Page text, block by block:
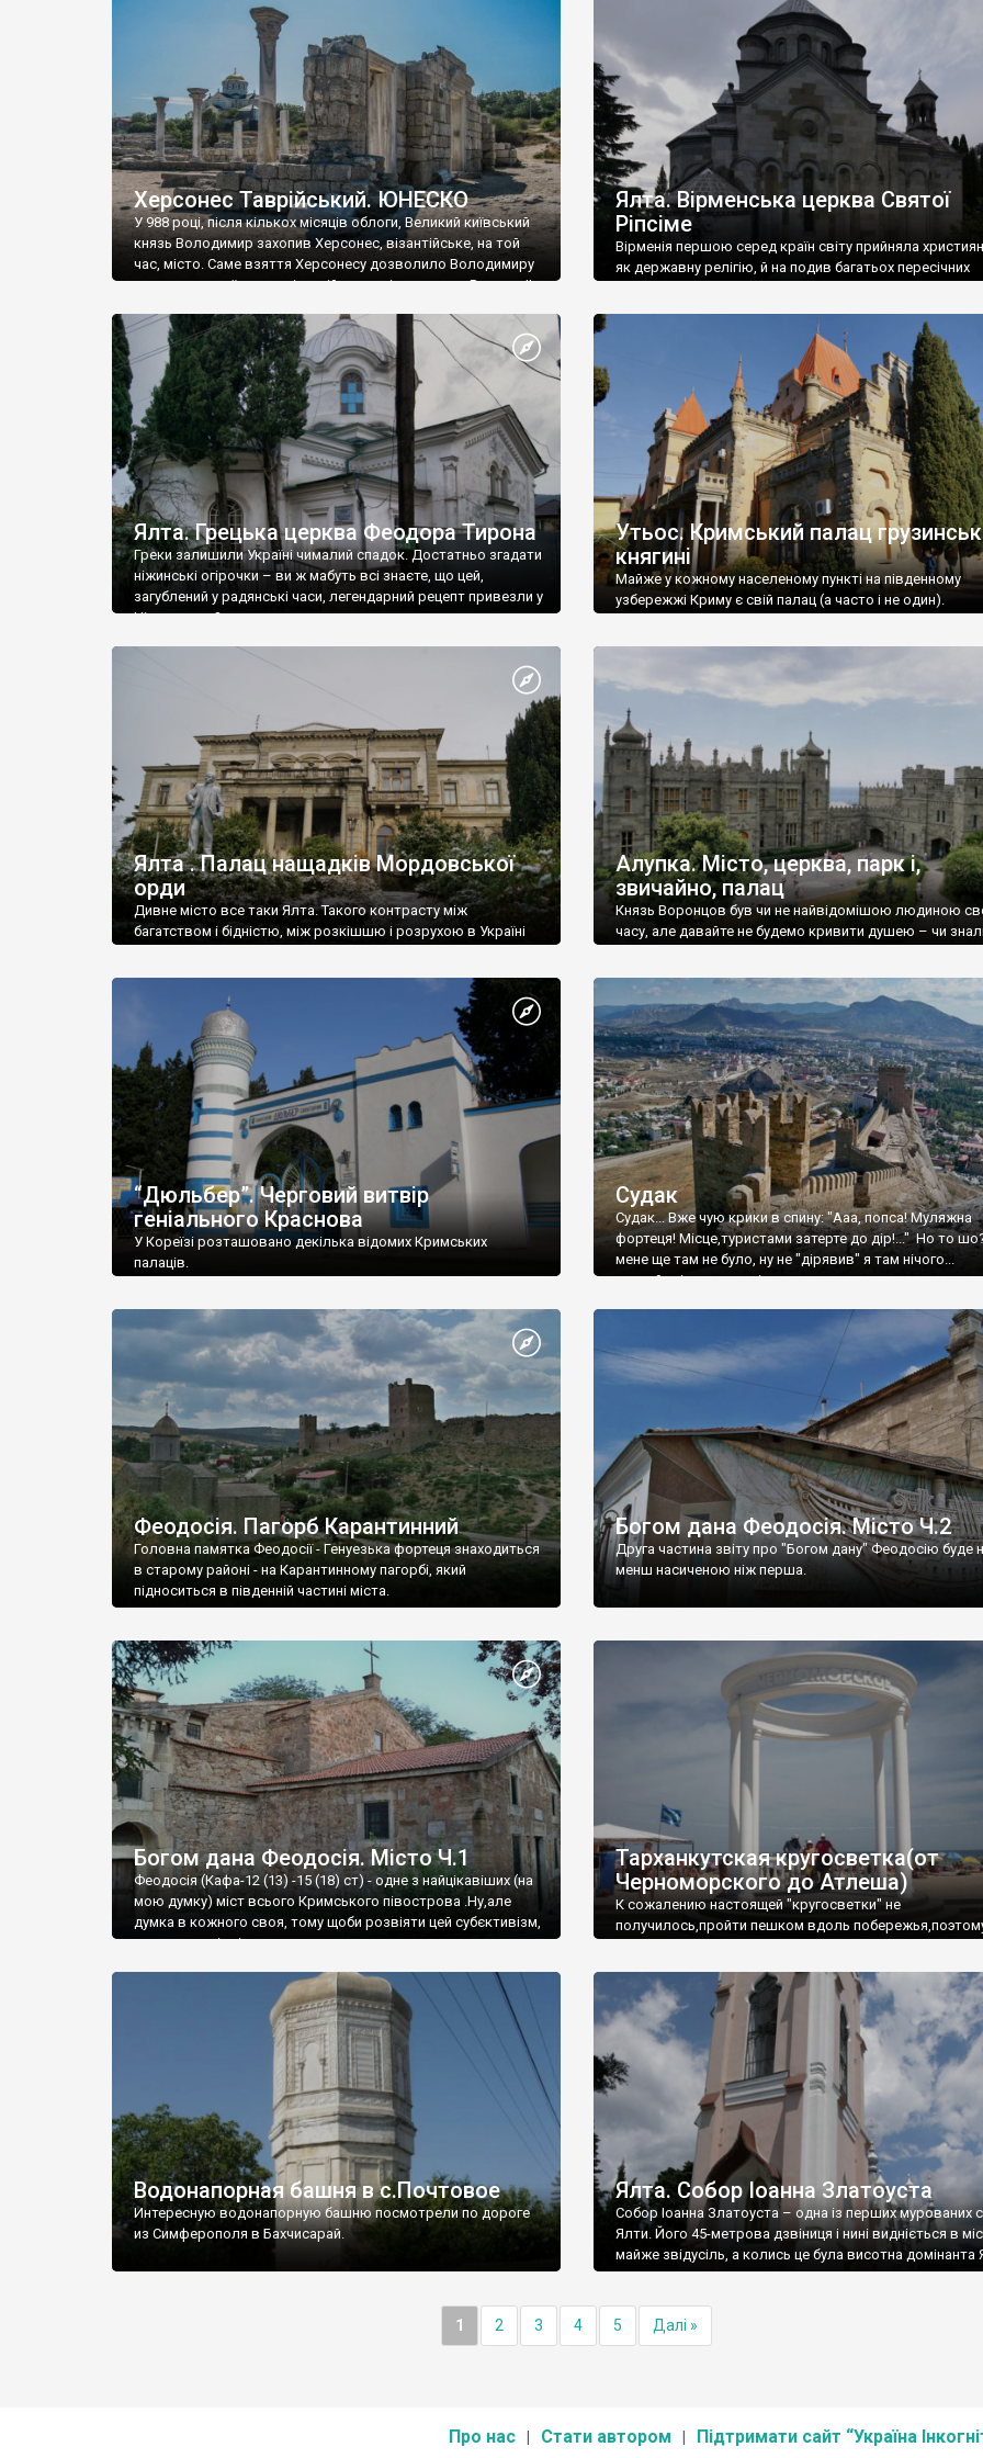
візантійської доби. Раритети викрадені з фондів об’єкту
культурної спадщини ЮНЕСКО «Херсонеса Таврійського».
Офіційно – на виставку «Золото Візантії», але експерти та
влада в Україні вважають це лише […]
називаються «повстяками» (postaki)…” “Вино. Крим
виробляє відмінне вино і його вдосталь: воно все
легке біле і дуже […]
Херсонес Таврійський. ЮНЕСКО
У 988 році, після кількох місяців облоги, Великий київський
князь Володимир захопив Херсонес, візантійське, на той
час, місто. Саме взяття Херсонесу дозволило Володимиру
диктувати свої умови візантійському імператору Василю ІІ,
Херсонесі Володимир-язичник, став Василем-
християнином. А потім було Хрещення Русі. На честь
Херсонесу Таврійського названо місто […]
Ялта. Вірменська церква Святої
Ріпсіме
Вірменія першою серед країн світу прийняла
як державну релігію, й на подив багатьох пересічних
Ялта. Грецька церква Феодора Тирона
Греки залишили Україні чималий спадок. Достатньо згадати
ніжинські огірочки – ви ж мабуть всі знаєте, що цей,
загублений у радянські часи, легендарний рецепт привезли у
Ніжин греки?
Утьос. Кримський палац
княгині
Майже у кожному населеному пункті на південному
узбережжі Криму є свій палац (а часто і не один).
Ялта . Палац нащадків Мордовської
орди
Дивне місто все таки Ялта. Такого контрасту між
багатством і бідністю, між розкішшю і розрухою в Україні
Алупка. Місто, церква, парк і,
звичайно, палац
Князь Воронцов був чи не найвідомішою людиною
часу, але давайте не будемо кривити душею – чи
“Дюльбер”. Черговий витвір
геніального Краснова
У Кореїзі розташовано декілька відомих Кримських
палаців.
Судак
Судак... Вже чую крики в спину: "Ааа, попса! Муляжна
фортеця! Місце,туристами затерте до дір!..." Но то
мене ще там не було, ну не "дірявив" я там нічого...
принаймні до цього літа.
Феодосія. Пагорб Карантинний
Головна памятка Феодосії - Генуезька фортеця знаходиться
в старому районі - на Карантинному пагорбі, який
підноситься в південній частині міста.
Богом дана Феодосія. Місто Ч.2
Друга частина звіту про "Богом дану" Феодосію буде
менш насиченою ніж перша.
Богом дана Феодосія. Місто Ч.1
Феодосія (Кафа-12 (13) -15 (18) ст) - одне з найцікавіших (на
мою думку) міст всього Кримського півострова .Ну,але
думка в кожного своя, тому щоби розвіяти цей субєктивізм,
запрошую відвідати це
Тарханкутская кругосветка(от
Черноморского до Атлеша)
К сожалению настоящей "кругосветки" не
получилось,пройти пешком вдоль
Водонапорная башня в с.Почтовое
Интересную водонапорную башню посмотрели по дороге
из Симферополя в Бахчисарай.
Ялта. Собор Іоанна Златоуста
Собор Іоанна Златоуста – одна із перших мурованих
Ялти. Його 45-метрова дзвіниця і нині видніється в
майже звідусіль, а колись це була висотна домінанта
1 2 3 4 5 Далі »
Про нас Стати автором Підтримати сайт “Україна